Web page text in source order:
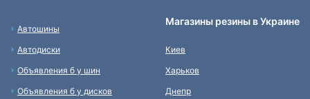
Автошины
Автодиски
Объявления б у шин
Объявления б у дисков
Магазины резины в Украине
Киев
Харьков
Днепр